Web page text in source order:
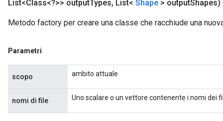
List<Class<?>> outputTypes, List< Shape > outputShapes)
Metodo factory per creare una classe che racchiude una
Parametri
scopo ambito attuale
nomi di file Uno scalare o un vettore contenente i nomi dei